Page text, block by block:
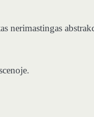
nerimastingas